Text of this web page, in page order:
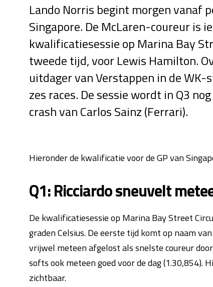
Lando Norris begint morgen vanaf
Singapore. De McLaren-coureur is
kwalificatiesessie op Marina Bay
tweede tijd, voor Lewis Hamilton.
uitdager van Verstappen in de
zes races. De sessie wordt in Q3
crash van Carlos Sainz (Ferrari).
Hieronder de kwalificatie voor de GP van
Q1: Ricciardo sneuvelt
De kwalificatiesessie op Marina Bay Street
graden Celsius. De eerste tijd komt op naam
vrijwel meteen afgelost als snelste coureur
softs ook meteen goed voor de dag
zichtbaar.